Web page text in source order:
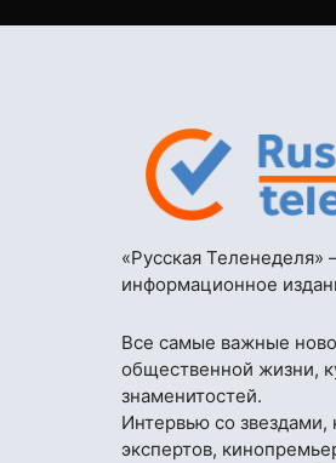
«Русская
информационное
Все самые важные
общественной жизни,
знаменитостей.
Интервью со звездами,
экспертов,